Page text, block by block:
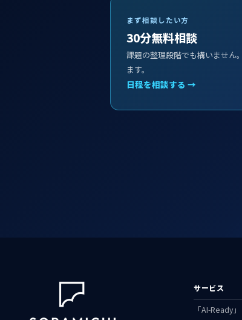
まず相談したい方
30分無料相談
課題の整理段階でも構いません
ます。
日程を相談する →
サービス
「AI-Ready